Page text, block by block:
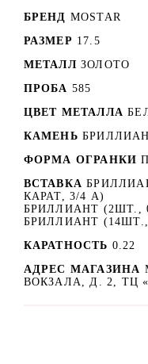
БРЕНД MOSTAR
РАЗМЕР 17.5
МЕТАЛЛ ЗОЛОТО
ПРОБА 585
ЦВЕТ МЕТАЛЛА
КАМЕНЬ
ФОРМА ОГРАНКИ
ВСТАВКА
КАРАТ, 3/4 А)
БРИЛЛИАНТ (2ШТ.,
БРИЛЛИАНТ (14ШТ.,
КАРАТНОСТЬ 0.22
АДРЕС МАГАЗИНА
ВОКЗАЛА, Д. 2, ТЦ